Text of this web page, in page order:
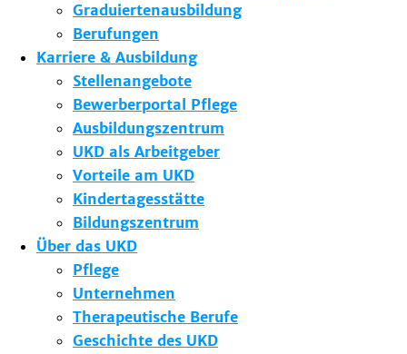
Graduiertenausbildung
Berufungen
Karriere & Ausbildung
Stellenangebote
Bewerberportal Pflege
Ausbildungszentrum
UKD als Arbeitgeber
Vorteile am UKD
Kindertagesstätte
Bildungszentrum
Über das UKD
Pflege
Unternehmen
Therapeutische Berufe
Geschichte des UKD